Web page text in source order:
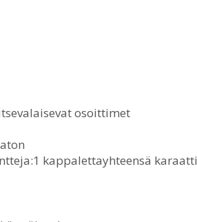
osoittimet
kappalettayhteensä karaatti